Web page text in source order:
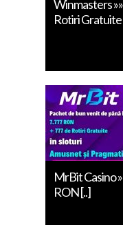
Winmasters
Rotiri Gratuite
MrBit Casino
RON [..]